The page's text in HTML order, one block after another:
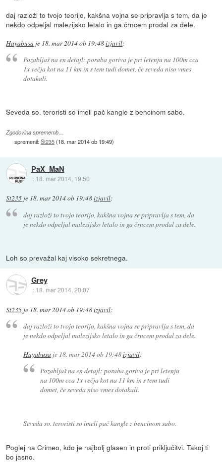
daj razloži to tvojo teorijo, kakšna vojna se pripravlja s tem, da je
nekdo odpeljal malezijsko letalo in ga črncem prodal za dele.
Hayabusa je 18. mar 2014 ob 19:48izjavil:
Pozabljaš na en detajl: poraba goriva je pri letenju na 100m cca
1x večja kot na 11 km in s tem tudi domet, če seveda niso vmes
dotakali.
Seveda so. teroristi so imeli pač kangle z bencinom sabo.
Zgodovina sprememb…
spremenil:St235(18. mar 2014 ob 19:49)
PaX_MaN
:: 18. mar 2014, 19:50
St235 je 18. mar 2014 ob 19:48izjavil:
daj razloži to tvojo teorijo, kakšna vojna se pripravlja s tem, da
je nekdo odpeljal malezijsko letalo in ga črncem prodal za dele.
Loh so prevažal kaj visoko sekretnega.
Grey
:: 18. mar 2014, 20:07
St235 je 18. mar 2014 ob 19:48izjavil:
daj razloži to tvojo teorijo, kakšna vojna se pripravlja s tem, da
je nekdo odpeljal malezijsko letalo in ga črncem prodal za dele.
Hayabusaje 18. mar 2014 ob 19:48izjavil:
Pozabljaš na en detajl: poraba goriva je pri letenju
na 100m cca 1x večja kot na 11 km in s tem tudi
domet, če seveda niso vmes dotakali.
Seveda so. teroristi so imeli pač kangle z bencinom sabo.
Poglej na Crimeo, kdo je najbolj glasen in proti priključitvi. Takoj ti
bo jasno.